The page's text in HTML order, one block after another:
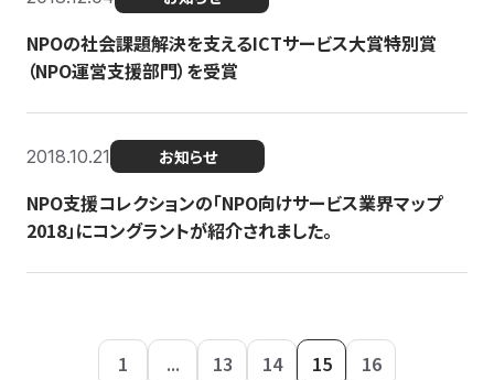
NPOの社会課題解決を支えるICTサービス大賞特別賞
（NPO運営支援部門）を受賞
2018.10.21 お知らせ
NPO支援コレクションの「NPO向けサービス業界マップ
2018」にコングラントが紹介されました。
1 ... 13 14 15 16